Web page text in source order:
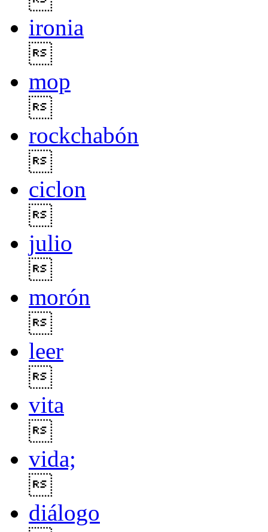
ironia
mop
rockchabón
ciclon
julio
morón
leer
vita
vida;
diálogo